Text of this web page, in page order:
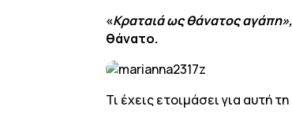
«Κραταιά ως θάνατος αγάπη»,
θάνατο.
Τι έχεις ετοιμάσει για αυτή